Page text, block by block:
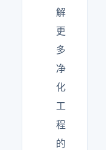
解
更
多
净
化
工
程
的